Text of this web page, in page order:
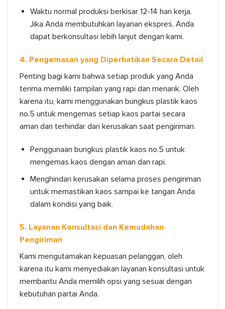
Waktu normal produksi berkisar 12-14 hari kerja.
Jika Anda membutuhkan layanan ekspres, Anda
dapat berkonsultasi lebih lanjut dengan kami.
4. Pengemasan yang Diperhatikan Secara Detail
Penting bagi kami bahwa setiap produk yang Anda
terima memiliki tampilan yang rapi dan menarik. Oleh
karena itu, kami menggunakan bungkus plastik kaos
no.5 untuk mengemas setiap kaos partai secara
aman dan terhindar dari kerusakan saat pengiriman.
Penggunaan bungkus plastik kaos no.5 untuk
mengemas kaos dengan aman dan rapi.
Menghindari kerusakan selama proses pengiriman
untuk memastikan kaos sampai ke tangan Anda
dalam kondisi yang baik.
5. Layanan Konsultasi dan Kemudahan
Pengiriman
Kami mengutamakan kepuasan pelanggan, oleh
karena itu kami menyediakan layanan konsultasi untuk
membantu Anda memilih opsi yang sesuai dengan
kebutuhan partai Anda.